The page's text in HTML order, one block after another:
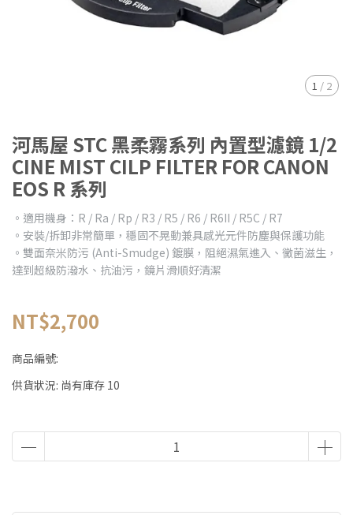
1 / 2
河馬屋 STC 黑柔霧系列 內置型濾鏡 1/2
CINE MIST CILP FILTER FOR CANON
EOS R 系列
。適用機身：R / Ra / Rp / R3 / R5 / R6 / R6II / R5C / R7
。安裝/拆卸非常簡單，穩固不晃動兼具感光元件防塵與保護功能
。雙面奈米防污 (Anti-Smudge) 鍍膜，阻絕濕氣進入、黴菌滋生，
達到超級防潑水、抗油污，鏡片滑順好清潔
NT$2,700
商品編號:
供貨狀況: 尚有庫存 10